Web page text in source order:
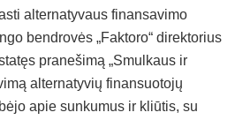
alternatyvaus finansavimo
bendrovės „Faktoro“ direktorius
pranešimą „Smulkaus ir
alternatyvių finansuotojų
apie sunkumus ir kliūtis, su